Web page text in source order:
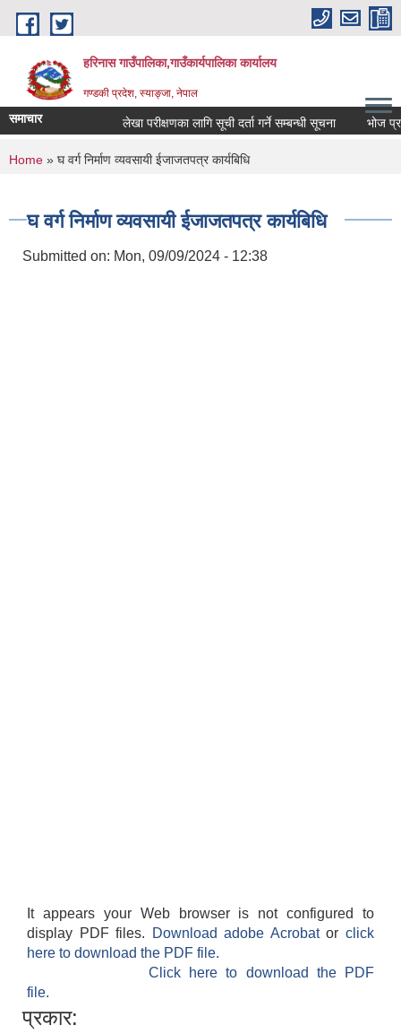
Skip to main content
हरिनास गाउँपालिका,गाउँकार्यपालिका कार्यालय
गण्डकी प्रदेश, स्याङ्जा, नेपाल
समाचार लेखा परीक्षणका लागि सूची दर्ता गर्ने सम्बन्धी सूचना भोज
You are here
Home » घ वर्ग निर्माण व्यवसायी ईजाजतपत्र कार्यबिधि
घ वर्ग निर्माण व्यवसायी ईजाजतपत्र कार्यबिधि
Submitted on: Mon, 09/09/2024 - 12:38
It appears your Web browser is not configured to
display PDF files.
Download adobe Acrobatorclick
here to download the PDF file.
Click here to download the PDF
file.
प्रकार: